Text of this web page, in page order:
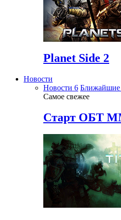
Planet Side 2
Новости
Новости 6 Ближайшие
Самое свежее
Старт ОБТ